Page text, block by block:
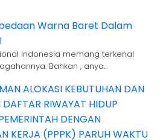
Warna Baret Dalam
Indonesia memang terkenal
Bahkan , anya…
ALOKASI KEBUTUHAN DAN
DAFTAR RIWAYAT HIDUP
DENGAN
KERJA (PPPK) PARUH WAKTU